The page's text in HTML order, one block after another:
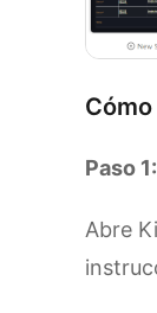
Paso
Abre